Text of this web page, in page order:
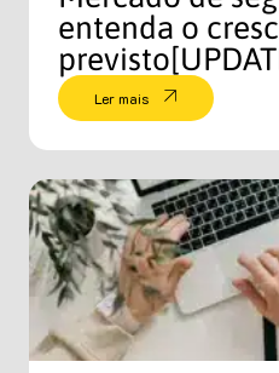
entenda o
Ler mais